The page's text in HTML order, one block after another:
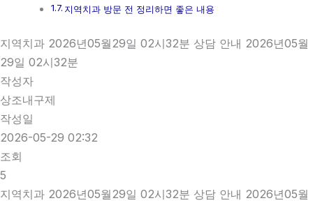
지역치과 방문 전 정리하면 좋은 내용
지역치과 2026년05월29일 02시32분 상담 안내 2026년05월
29일 02시32분
작성자
상조내구제
작성일
2026-05-29 02:32
조회
5
지역치과 2026년05월29일 02시32분 상담 안내 2026년05월